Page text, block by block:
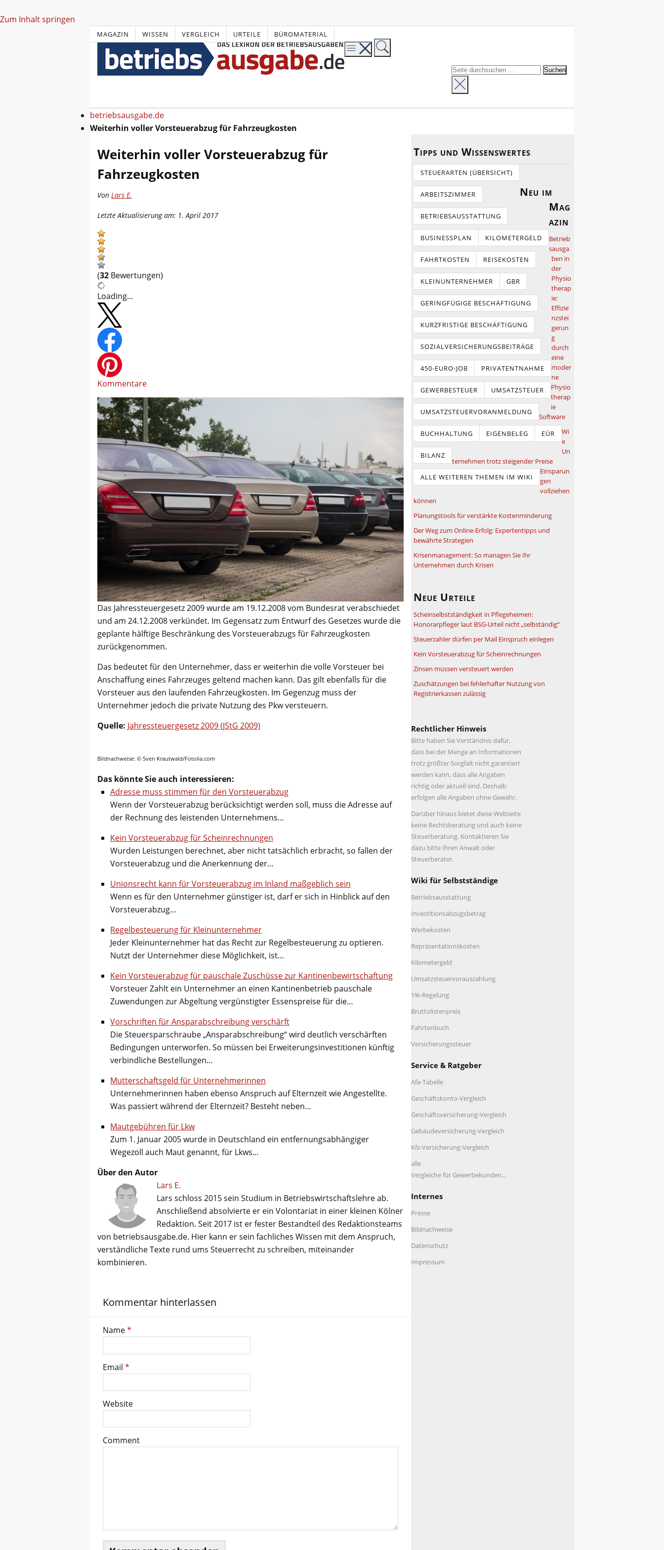
Zum Inhalt springen
MAGAZIN WISSEN VERGLEICH URTEILE BÜROMATERIAL
betriebsausgabe.de
Weiterhin voller Vorsteuerabzug für Fahrzeugkosten
Weiterhin voller Vorsteuerabzug für
Fahrzeugkosten
Von Lars E.
Letzte Aktualisierung am: 1. April 2017
(32 Bewertungen)
Loading...
Kommentare
Das Jahressteuergesetz 2009 wurde am 19.12.2008 vom Bundesrat verabschiedet
und am 24.12.2008 verkündet. Im Gegensatz zum Entwurf des Gesetzes wurde die
geplante hälftige Beschränkung des Vorsteuerabzugs für Fahrzeugkosten
zurückgenommen.
Das bedeutet für den Unternehmer, dass er weiterhin die volle Vorsteuer bei
Anschaffung eines Fahrzeuges geltend machen kann. Das gilt ebenfalls für die
Vorsteuer aus den laufenden Fahrzeugkosten. Im Gegenzug muss der
Unternehmer jedoch die private Nutzung des Pkw versteuern.
Quelle: Jahressteuergesetz 2009 (JStG 2009)
Bildnachweise: © Sven Krautwald/Fotolia.com
Das könnte Sie auch interessieren:
Adresse muss stimmen für den Vorsteuerabzug
Wenn der Vorsteuerabzug berücksichtigt werden soll, muss die Adresse auf
der Rechnung des leistenden Unternehmens…
Kein Vorsteuerabzug für Scheinrechnungen
Wurden Leistungen berechnet, aber nicht tatsächlich erbracht, so fallen der
Vorsteuerabzug und die Anerkennung der…
Unionsrecht kann für Vorsteuerabzug im Inland maßgeblich sein
Wenn es für den Unternehmer günstiger ist, darf er sich in Hinblick auf den
Vorsteuerabzug…
Regelbesteuerung für Kleinunternehmer
Jeder Kleinunternehmer hat das Recht zur Regelbesteuerung zu optieren.
Nutzt der Unternehmer diese Möglichkeit, ist…
Kein Vorsteuerabzug für pauschale Zuschüsse zur Kantinenbewirtschaftung
Vorsteuer Zahlt ein Unternehmer an einen Kantinenbetrieb pauschale
Zuwendungen zur Abgeltung vergünstigter Essenspreise für die…
Vorschriften für Ansparabschreibung verschärft
Die Steuersparschraube „Ansparabschreibung“ wird deutlich verschärften
Bedingungen unterworfen. So müssen bei Erweiterungsinvestitionen künftig
verbindliche Bestellungen…
Mutterschaftsgeld für Unternehmerinnen
Unternehmerinnen haben ebenso Anspruch auf Elternzeit wie Angestellte.
Was passiert während der Elternzeit? Besteht neben…
Mautgebühren für Lkw
Zum 1. Januar 2005 wurde in Deutschland ein entfernungsabhängiger
Wegezoll auch Maut genannt, für Lkws…
Über den Autor
Lars E.
Lars schloss 2015 sein Studium in Betriebswirtschaftslehre ab.
Anschließend absolvierte er ein Volontariat in einer kleinen Kölner
Redaktion. Seit 2017 ist er fester Bestandteil des Redaktionsteams
von betriebsausgabe.de. Hier kann er sein fachliches Wissen mit dem Anspruch,
verständliche Texte rund ums Steuerrecht zu schreiben, miteinander
kombinieren.
Kommentar hinterlassen
Name*
Email *
Website
Comment
Tipps und Wissenswertes
STEUERARTEN (ÜBERSICHT)
ARBEITSZIMMER
BETRIEBSAUSSTATTUNG
BUSINESSPLAN KILOMETERGELD
FAHRTKOSTEN REISEKOSTEN
KLEINUNTERNEHMER GBR
GERINGFÜGIGE BESCHÄFTIGUNG
KURZFRISTIGE BESCHÄFTIGUNG
SOZIALVERSICHERUNGSBEITRÄGE
450-EURO-JOB PRIVATENTNAHME
GEWERBESTEUER UMSATZSTEUER
UMSATZSTEUERVORANMELDUNG
BUCHHALTUNG EIGENBELEG EÜR
BILANZ
ALLE WEITEREN THEMEN IM WIKI
Neu im
Mag
azin
Betrieb
sausga
ben in
der
Physio
therap
ie:
Effizie
nzstei
gerun
g
durch
eine
moder
ne
Physio
therap
ie
Software
Wi
e
Un
ternehmen trotz steigender Preise
Einsparun
gen
vollziehen
können
Planungstools für verstärkte Kostenminderung
Der Weg zum Online-Erfolg: Expertentipps und
bewährte Strategien
Krisenmanagement: So managen Sie Ihr
Unternehmen durch Krisen
Neue Urteile
Scheinselbstständigkeit in Pflegeheimen:
Honorarpfleger laut BSG-Urteil nicht „selbständig“
Steuerzahler dürfen per Mail Einspruch einlegen
Kein Vorsteuerabzug für Scheinrechnungen
Zinsen müssen versteuert werden
Zuschätzungen bei fehlerhafter Nutzung von
Registrierkassen zulässig
Rechtlicher Hinweis
Bitte haben Sie Verständnis dafür,
dass bei der Menge an Informationen
trotz größter Sorgfalt nicht garantiert
werden kann, dass alle Angaben
richtig oder aktuell sind. Deshalb
erfolgen alle Angaben ohne Gewähr.
Darüber hinaus bietet diese Webseite
keine Rechtsberatung und auch keine
Steuerberatung. Kontaktieren Sie
dazu bitte Ihren Anwalt oder
Steuerberater.
Wiki für Selbstständige
Betriebsausstattung
Investitionsabzugsbetrag
Werbekosten
Repräsentationskosten
Kilometergeld
Umsatzsteuervorauszahlung
1%-Regelung
Bruttolistenpreis
Fahrtenbuch
Versicherungssteuer
Service & Ratgeber
Afa-Tabelle
Geschäftskonto-Vergleich
Geschäftsversicherung-Vergleich
Gebäudeversicherung-Vergleich
Kfz-Versicherung-Vergleich
alle
Vergleiche für Gewerbekunden…
Internes
Presse
Bildnachweise
Datenschutz
Impressum